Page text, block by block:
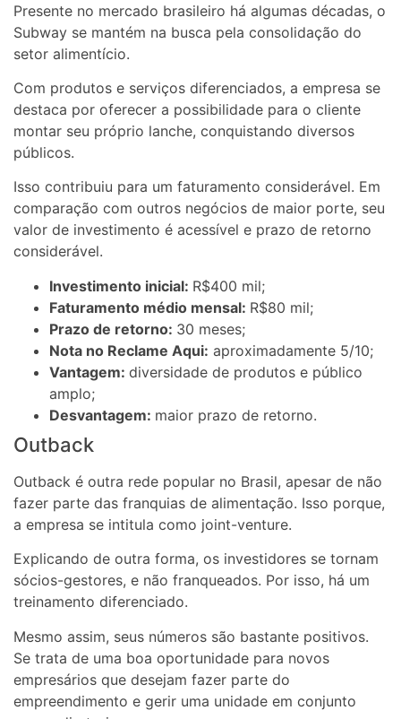
Presente no mercado brasileiro há algumas décadas, o
Subway se mantém na busca pela consolidação do
setor alimentício.
Com produtos e serviços diferenciados, a empresa se
destaca por oferecer a possibilidade para o cliente
montar seu próprio lanche, conquistando diversos
públicos.
Isso contribuiu para um faturamento considerável. Em
comparação com outros negócios de maior porte, seu
valor de investimento é acessível e prazo de retorno
considerável.
Investimento inicial: R$400 mil;
Faturamento médio mensal: R$80 mil;
Prazo de retorno: 30 meses;
Nota no Reclame Aqui: aproximadamente 5/10;
Vantagem: diversidade de produtos e público
amplo;
Desvantagem: maior prazo de retorno.
Outback
Outback é outra rede popular no Brasil, apesar de não
fazer parte das franquias de alimentação. Isso porque,
a empresa se intitula como joint-venture.
Explicando de outra forma, os investidores se tornam
sócios-gestores, e não franqueados. Por isso, há um
treinamento diferenciado.
Mesmo assim, seus números são bastante positivos.
Se trata de uma boa oportunidade para novos
empresários que desejam fazer parte do
empreendimento e gerir uma unidade em conjunto